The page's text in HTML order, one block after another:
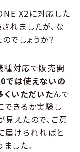
X2に対応した
れましたが、な
でしょうか？
種対応で販売開
は使えないの
くいただいたんで
きるか実験し
見えたので、ご意
届けられればと
した。